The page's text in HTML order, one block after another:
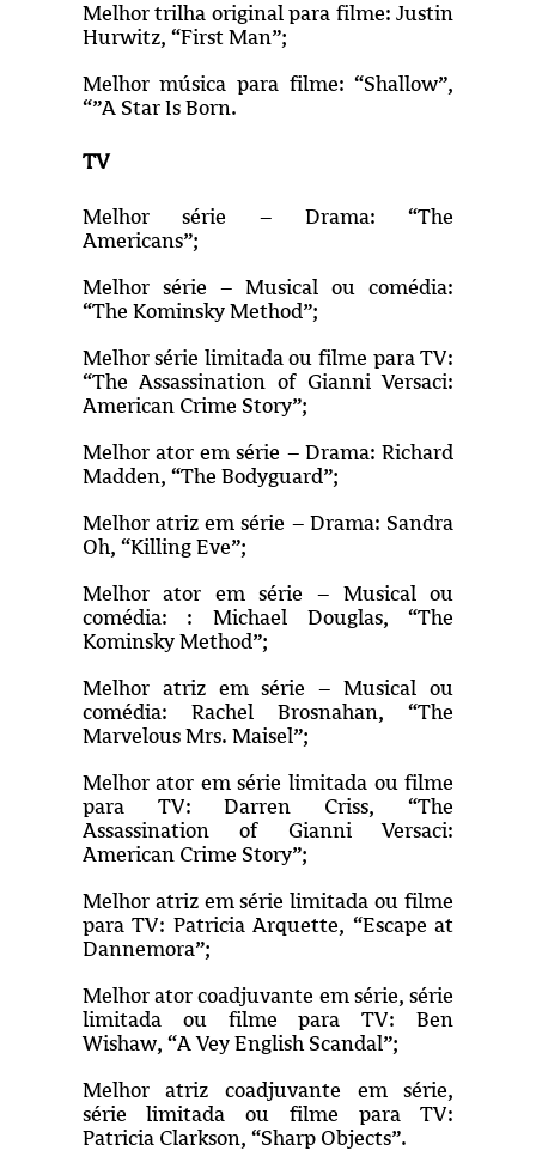
Melhor trilha original para filme: Justin
Hurwitz, “First Man”;
Melhor música para filme: “Shallow”,
“”A Star Is Born.
TV
Melhor série – Drama: “The
Americans”;
Melhor série – Musical ou comédia:
“The Kominsky Method”;
Melhor série limitada ou filme para TV:
“The Assassination of Gianni Versaci:
American Crime Story”;
Melhor ator em série – Drama: Richard
Madden, “The Bodyguard”;
Melhor atriz em série – Drama: Sandra
Oh, “Killing Eve”;
Melhor ator em série – Musical ou
comédia: : Michael Douglas, “The
Kominsky Method”;
Melhor atriz em série – Musical ou
comédia: Rachel Brosnahan, “The
Marvelous Mrs. Maisel”;
Melhor ator em série limitada ou filme
para TV: Darren Criss, “The
Assassination of Gianni Versaci:
American Crime Story”;
Melhor atriz em série limitada ou filme
para TV: Patricia Arquette, “Escape at
Dannemora”;
Melhor ator coadjuvante em série, série
limitada ou filme para TV: Ben
Wishaw, “A Vey English Scandal”;
Melhor atriz coadjuvante em série,
série limitada ou filme para TV:
Patricia Clarkson, “Sharp Objects”.